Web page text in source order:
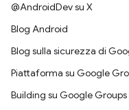
@AndroidDev su X
Blog Android
Blog sulla sicurezza di
Piattaforma su Google
Building su Google Groups